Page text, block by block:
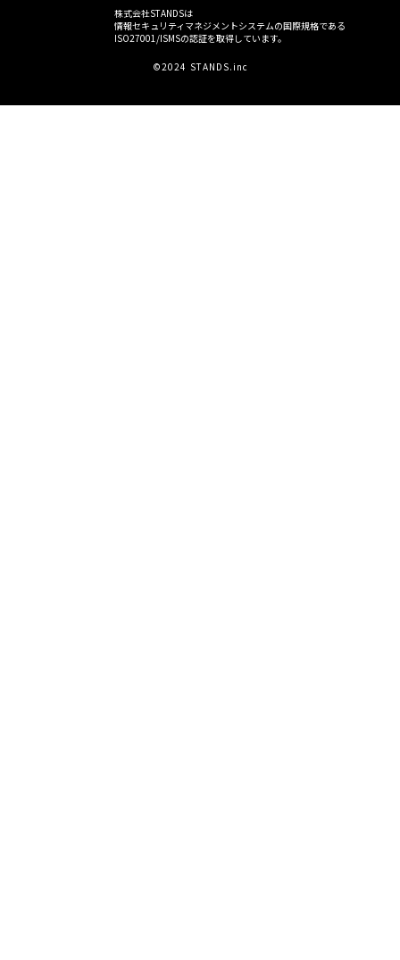
株式会社STANDSは
情報セキュリティマネジメントシステムの国際規格である
ISO27001/ISMSの認証を取得しています。
©2024 STANDS.inc